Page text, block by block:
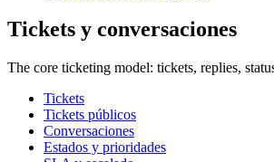
Tickets y conversaciones
The core ticketing model: tickets, replies,
Tickets
Tickets públicos
Conversaciones
Estados y prioridades